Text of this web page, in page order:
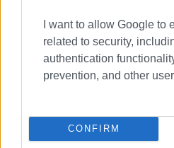
I want to allow Google to
related to security,
authentication
prevention, and other
CONFIRM